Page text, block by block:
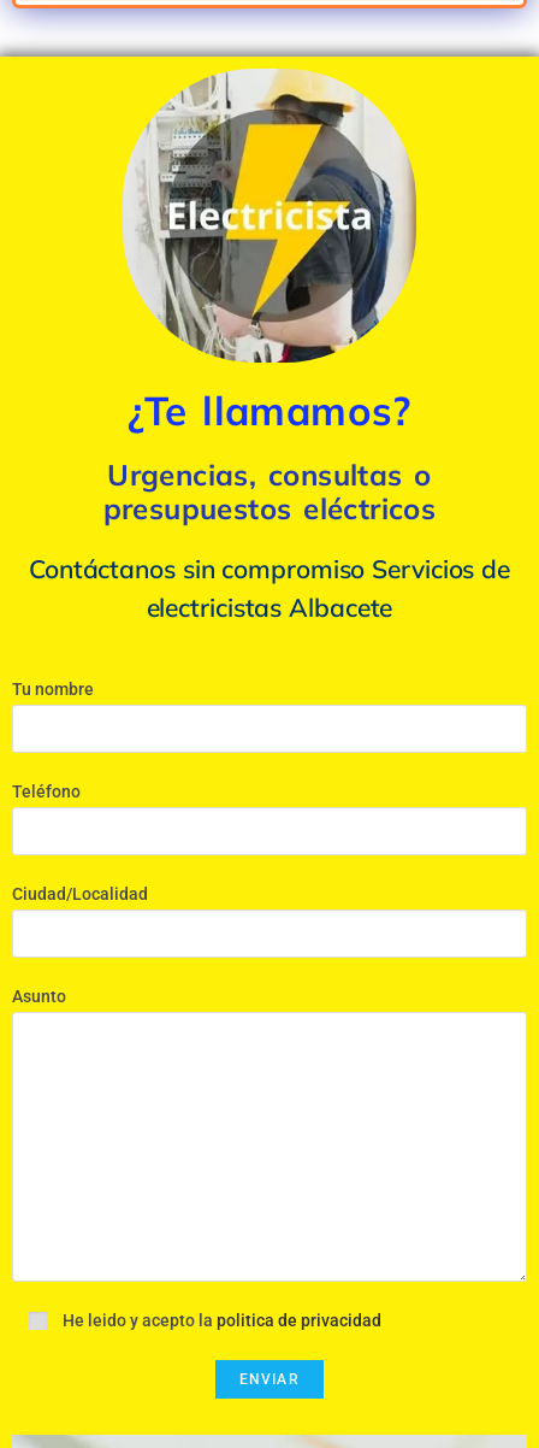
¿Te llamamos?
Urgencias, consultas o
presupuestos eléctricos
Contáctanos sin compromiso Servicios de
electricistas Albacete
Tu nombre
Teléfono
Ciudad/Localidad
Asunto
He leido y acepto la politica de privacidad